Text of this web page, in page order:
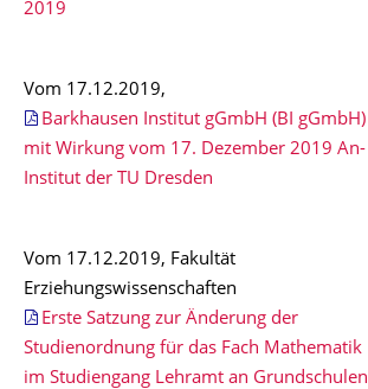
2019
Vom 17.12.2019,
Barkhausen Institut gGmbH (BI gGmbH)
mit Wirkung vom 17. Dezember 2019 An-
Institut der TU Dresden
Vom 17.12.2019, Fakultät
Erziehungswissenschaften
Erste Satzung zur Änderung der
Studienordnung für das Fach Mathematik
im Studiengang Lehramt an Grundschulen